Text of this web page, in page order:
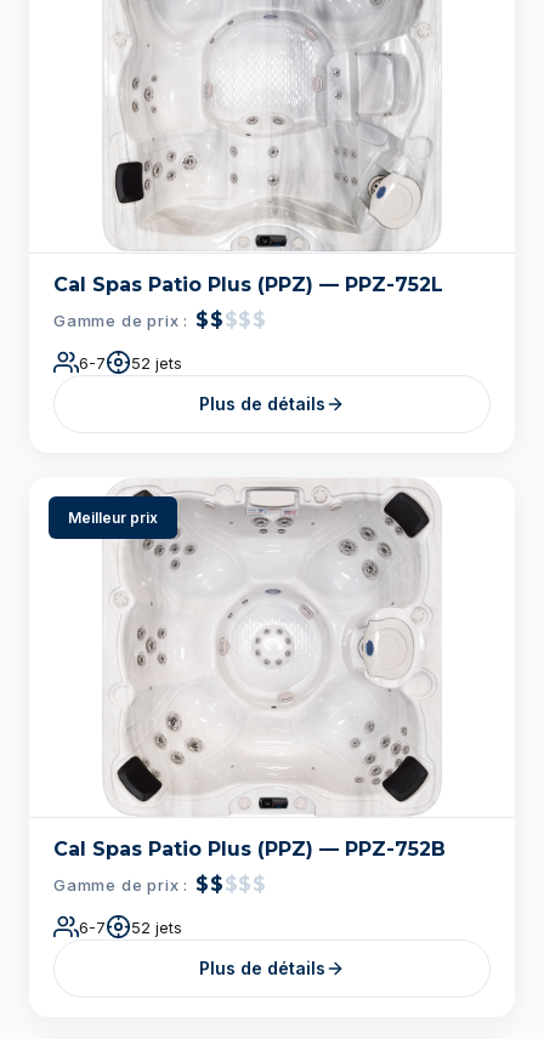
Cal Spas Patio Plus (PPZ) — PPZ-752L
Gamme de prix : $$$$$
6-7 52 jets
Plus de détails
Meilleur prix
Cal Spas Patio Plus (PPZ) — PPZ-752B
Gamme de prix : $$$$$
6-7 52 jets
Plus de détails